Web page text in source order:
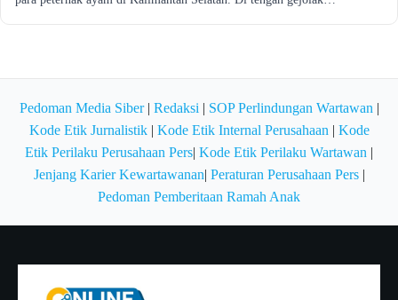
Pedoman Media Siber| Redaksi | SOP Perlindungan Wartawan |
Kode Etik Jurnalistik| Kode Etik Internal Perusahaan | Kode
Etik Perilaku Perusahaan Pers| Kode Etik Perilaku Wartawan |
Jenjang Karier Kewartawanan| Peraturan Perusahaan Pers|
Pedoman Pemberitaan Ramah Anak